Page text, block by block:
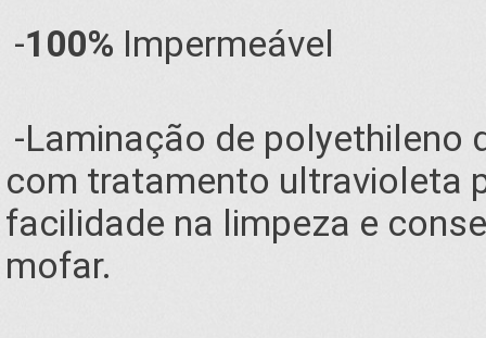
-100% Impermeável
-Laminação de polyethileno
com tratamento ultravioleta
facilidade na limpeza e
mofar.